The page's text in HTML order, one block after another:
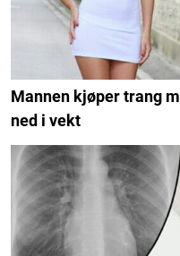
Mannen kjøper trang
ned i vekt